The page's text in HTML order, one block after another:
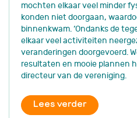
mochten elkaar veel minder
konden niet doorgaan,
binnenkwam. ‘Ondanks de
elkaar veel activiteiten
veranderingen doorgevoerd.
resultaten en mooie plannen
directeur van de vereniging.
Lees verder